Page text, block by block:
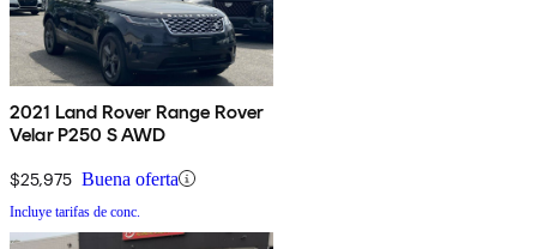
2021 Land Rover Range Rover
Velar P250 S AWD
$25,975 Buena oferta
Incluye tarifas de conc.